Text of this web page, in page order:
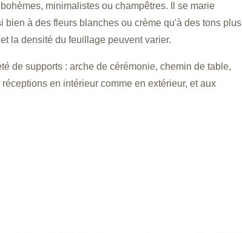
minimalistes ou champêtres. Il se marie
à des fleurs blanches ou crème qu'à des tons plus
la densité du feuillage peuvent varier.
de supports : arche de cérémonie, chemin de table,
en intérieur comme en extérieur, et aux